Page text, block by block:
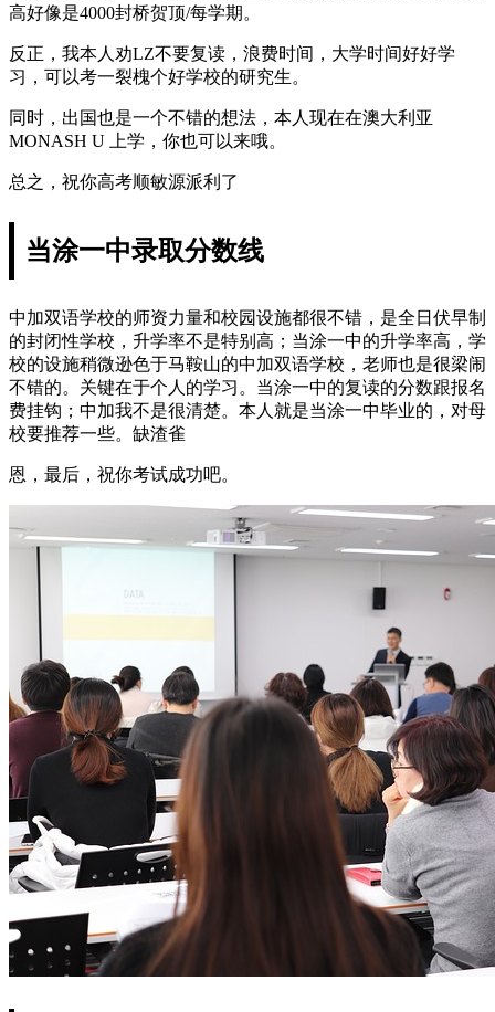
高好像是4000封桥贺顶/每学期。
反正，我本人劝LZ不要复读，浪费时间，大学时间好好学
习，可以考一裂槐个好学校的研究生。
同时，出国也是一个不错的想法，本人现在在澳大利亚
MONASH U 上学，你也可以来哦。
总之，祝你高考顺敏源派利了
当涂一中录取分数线
中加双语学校的师资力量和校园设施都很不错，是全日伏早制
的封闭性学校，升学率不是特别高；当涂一中的升学率高，学
校的设施稍微逊色于马鞍山的中加双语学校，老师也是很梁闹
不错的。关键在于个人的学习。当涂一中的复读的分数跟报名
费挂钩；中加我不是很清楚。本人就是当涂一中毕业的，对母
校要推荐一些。缺渣雀
恩，最后，祝你考试成功吧。